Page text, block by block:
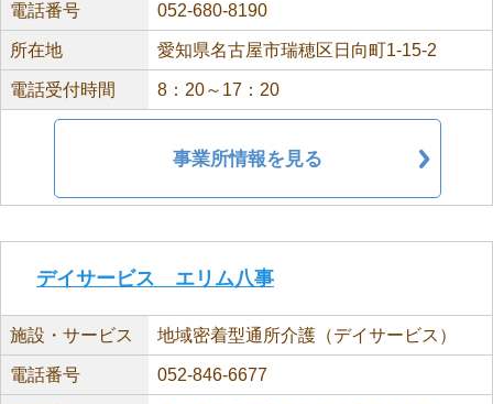
電話番号 052-680-8190
所在地 愛知県名古屋市瑞穂区日向町1-15-2
電話受付時間 8：20～17：20
事業所情報を見る
デイサービス エリム八事
施設・サービス 地域密着型通所介護（デイサービス）
電話番号 052-846-6677